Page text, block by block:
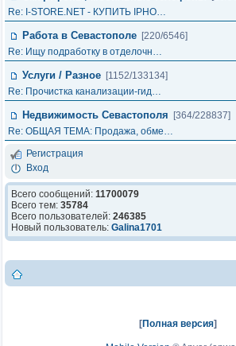
Re: I-STORE.NET - КУПИТЬ IPHO…
Работа в Севастополе [220/6546]
Re: Ищу подработку в отделочн…
Услуги / Разное [1152/133134]
Re: Прочистка канализации-гид…
Недвижимость Севастополя
[364/228837]
Re: ОБЩАЯ ТЕМА: Продажа, обме…
Регистрация
Вход
Всего сообщений: 11700079
Всего тем: 35784
Всего пользователей: 246385
Новый пользователь: Galina1701
[Полная версия]